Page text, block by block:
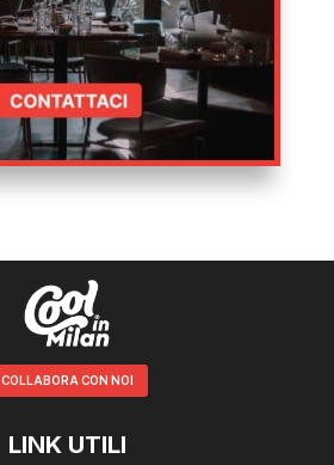
COLLABORA CON NOI
LINK UTILI